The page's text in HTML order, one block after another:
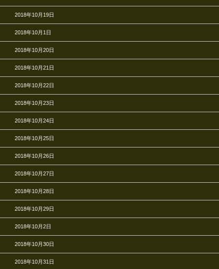
2018年10月19日
2018年10月1日
2018年10月20日
2018年10月21日
2018年10月22日
2018年10月23日
2018年10月24日
2018年10月25日
2018年10月26日
2018年10月27日
2018年10月28日
2018年10月29日
2018年10月2日
2018年10月30日
2018年10月31日